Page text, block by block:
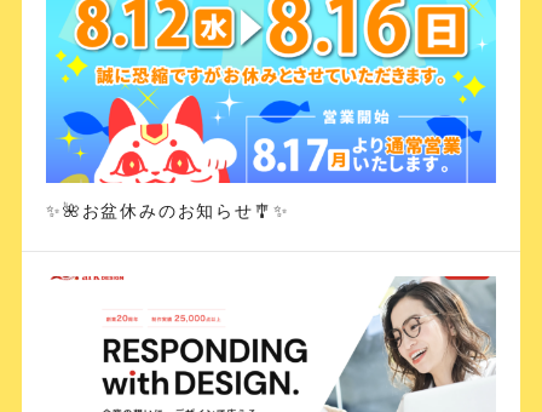
✨🌺お盆休みのお知らせ🎐✨